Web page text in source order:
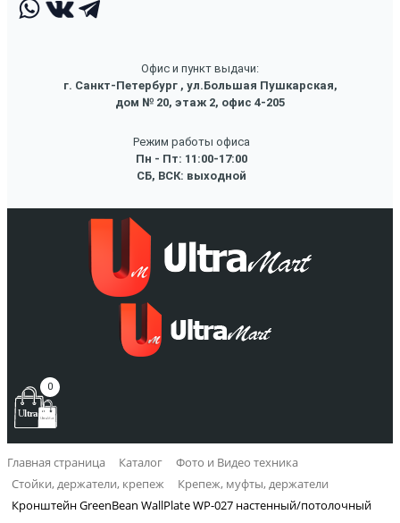
Офис и пункт выдачи:
г. Санкт-Петербург , ул.Большая Пушкарская,
дом № 20, этаж 2, офис 4-205
Режим работы офиса
Пн - Пт: 11:00-17:00
СБ, ВСК: выходной
0
Главная страница Каталог
Фото и Видео техника
Стойки, держатели, крепеж
Крепеж, муфты, держатели
Кронштейн GreenBean WallPlate WP-027 настенный/потолочный